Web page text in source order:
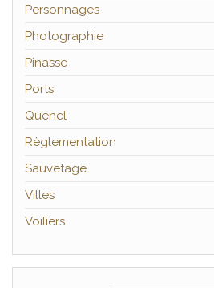
Personnages
Photographie
Pinasse
Ports
Quenel
Règlementation
Sauvetage
Villes
Voiliers